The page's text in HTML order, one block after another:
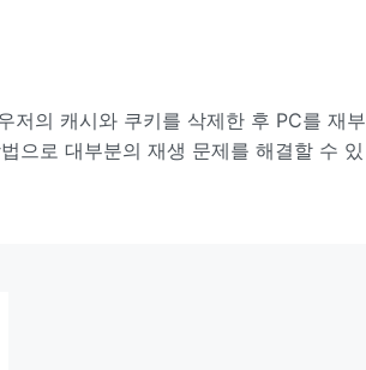
저의 캐시와 쿠키를 삭제한 후 PC를 재부
으로 대부분의 재생 문제를 해결할 수 있